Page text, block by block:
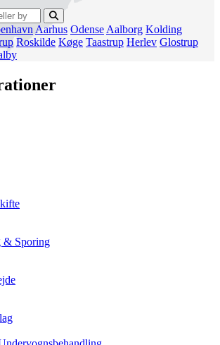
Aarhus OdenseAalborg Kolding
Roskilde Køge Taastrup Herlev Glostrup
& Sporing